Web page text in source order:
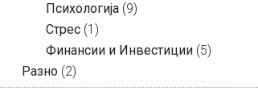
Психологија (9)
Стрес (1)
Финансии и Инвестиции (5)
Разно (2)